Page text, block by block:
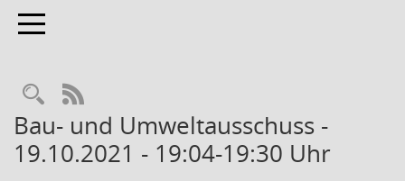
Toggle navigation
Rechercheauswahl
RSS-Feed
Bau- und Umweltausschuss -
19.10.2021 - 19:04-19:30 Uhr